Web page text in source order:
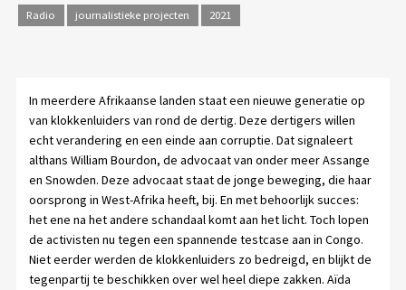
Radio journalistieke projecten 2021
In meerdere Afrikaanse landen staat een nieuwe generatie op
van klokkenluiders van rond de dertig. Deze dertigers willen
echt verandering en een einde aan corruptie. Dat signaleert
althans William Bourdon, de advocaat van onder meer Assange
en Snowden. Deze advocaat staat de jonge beweging, die haar
oorsprong in West-Afrika heeft, bij. En met behoorlijk succes:
het ene na het andere schandaal komt aan het licht. Toch lopen
de activisten nu tegen een spannende testcase aan in Congo.
Niet eerder werden de klokkenluiders zo bedreigd, en blijkt de
tegenpartij te beschikken over wel heel diepe zakken. Aïda